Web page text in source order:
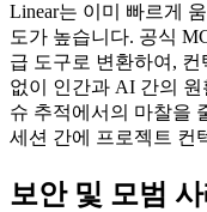
Linear는 이미 빠르게
도가 높습니다. 공식
급 도구로 변환하여, 컨
없이 인간과 AI 간의 원
슈 추적에서의 마찰을
세션 간에 프로젝트 컨
보안 및 모범 사